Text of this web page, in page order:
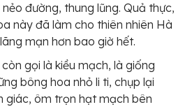
đường, thung lũng. Quả thực,
này đã làm cho thiên nhiên Hà
mạn hơn bao giờ hết.
gọi là kiều mạch, là giống
bông hoa nhỏ li ti, chụp lại
giác, ôm trọn hạt mạch bên